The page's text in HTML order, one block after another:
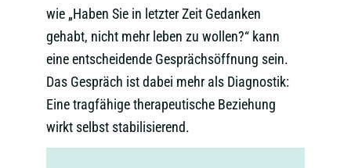
wie „Haben Sie in letzter Zeit Gedanken
gehabt, nicht mehr leben zu wollen?“ kann
eine entscheidende Gesprächsöffnung sein.
Das Gespräch ist dabei mehr als Diagnostik:
Eine tragfähige therapeutische Beziehung
wirkt selbst stabilisierend.